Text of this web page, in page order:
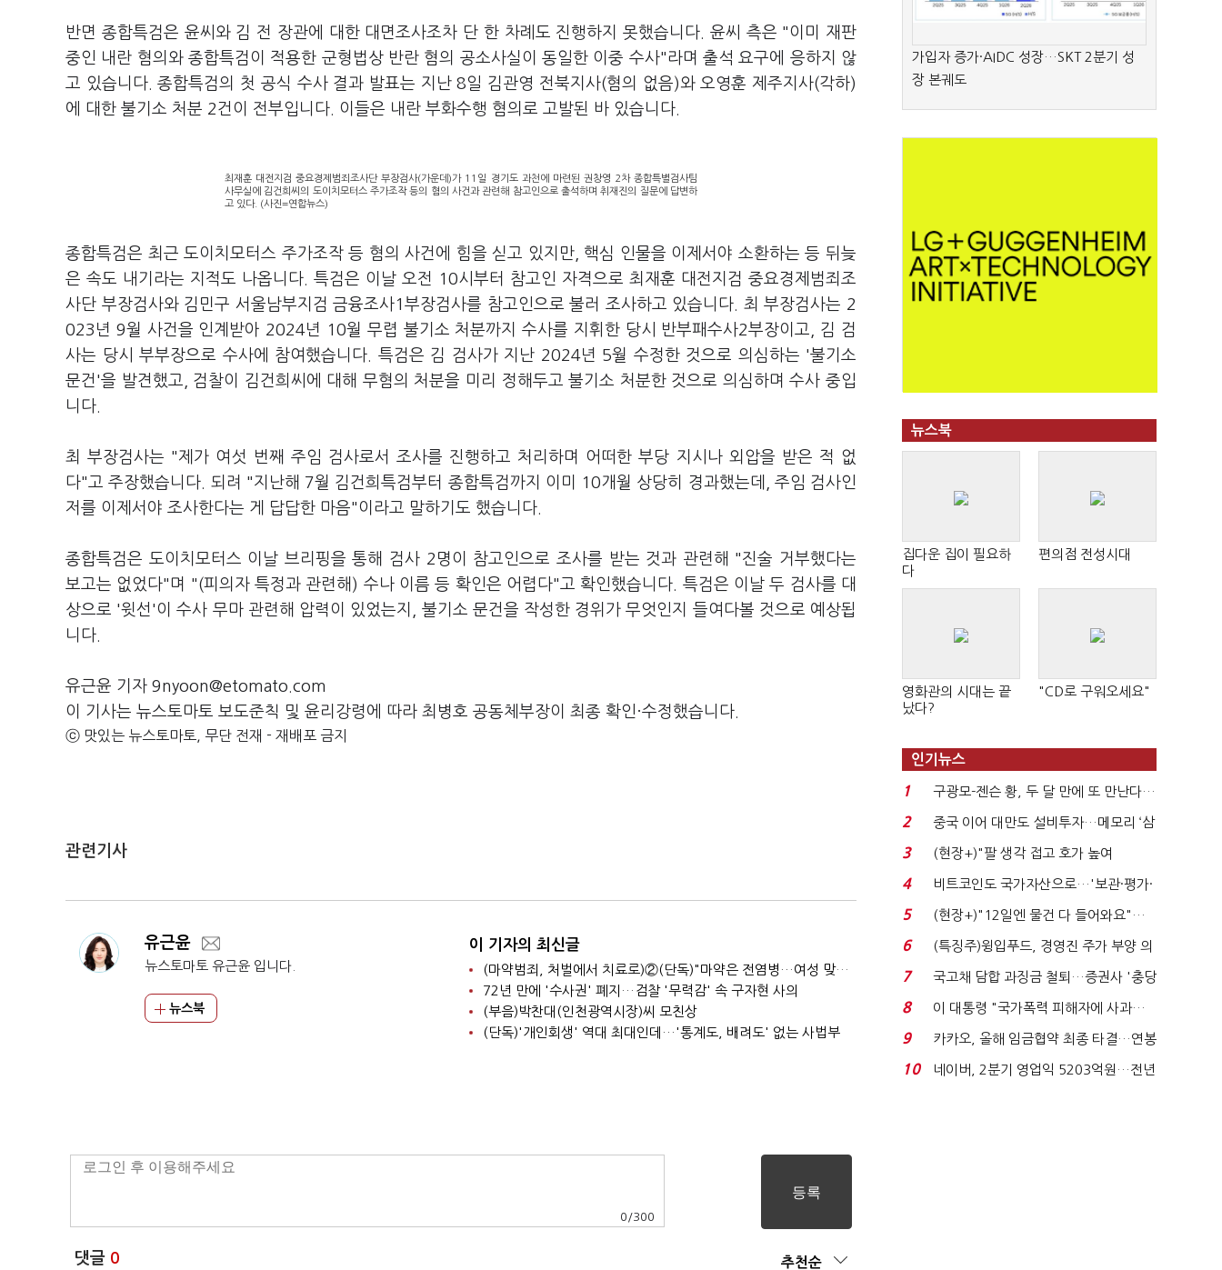
반면 종합특검은 윤씨와 김 전 장관에 대한 대면조사조차 단 한 차례도 진행하지 못했습니다. 윤씨 측은 "이미 재판
중인 내란 혐의와 종합특검이 적용한 군형법상 반란 혐의 공소사실이 동일한 이중 수사"라며 출석 요구에 응하지 않
고 있습니다. 종합특검의 첫 공식 수사 결과 발표는 지난 8일 김관영 전북지사(혐의 없음)와 오영훈 제주지사(각하)
에 대한 불기소 처분 2건이 전부입니다. 이들은 내란 부화수행 혐의로 고발된 바 있습니다.
최재훈 대전지검 중요경제범죄조사단 부장검사(가운데)가 11일 경기도 과천에 마련된 권창영 2차 종합특별검사팀
사무실에 김건희씨의 도이치모터스 주가조작 등의 혐의 사건과 관련해 참고인으로 출석하며 취재진의 질문에 답변하
고 있다. (사진=연합뉴스)
종합특검은 최근 도이치모터스 주가조작 등 혐의 사건에 힘을 싣고 있지만, 핵심 인물을 이제서야 소환하는 등 뒤늦
은 속도 내기라는 지적도 나옵니다. 특검은 이날 오전 10시부터 참고인 자격으로 최재훈 대전지검 중요경제범죄조
사단 부장검사와 김민구 서울남부지검 금융조사1부장검사를 참고인으로 불러 조사하고 있습니다. 최 부장검사는 2
023년 9월 사건을 인계받아 2024년 10월 무렵 불기소 처분까지 수사를 지휘한 당시 반부패수사2부장이고, 김 검
사는 당시 부부장으로 수사에 참여했습니다. 특검은 김 검사가 지난 2024년 5월 수정한 것으로 의심하는 '불기소
문건'을 발견했고, 검찰이 김건희씨에 대해 무혐의 처분을 미리 정해두고 불기소 처분한 것으로 의심하며 수사 중입
니다.
최 부장검사는 "제가 여섯 번째 주임 검사로서 조사를 진행하고 처리하며 어떠한 부당 지시나 외압을 받은 적 없
다"고 주장했습니다. 되려 "지난해 7월 김건희특검부터 종합특검까지 이미 10개월 상당히 경과했는데, 주임 검사인
저를 이제서야 조사한다는 게 답답한 마음"이라고 말하기도 했습니다.
종합특검은 도이치모터스 이날 브리핑을 통해 검사 2명이 참고인으로 조사를 받는 것과 관련해 "진술 거부했다는
보고는 없었다"며 "(피의자 특정과 관련해) 수나 이름 등 확인은 어렵다"고 확인했습니다. 특검은 이날 두 검사를 대
상으로 '윗선'이 수사 무마 관련해 압력이 있었는지, 불기소 문건을 작성한 경위가 무엇인지 들여다볼 것으로 예상됩
니다.
유근윤 기자 9nyoon@etomato.com
이 기사는 뉴스토마토 보도준칙 및 윤리강령에 따라 최병호 공동체부장이 최종 확인·수정했습니다.
ⓒ 맛있는 뉴스토마토, 무단 전재 - 재배포 금지
관련기사
유근윤
뉴스토마토 유근윤 입니다.
뉴스북
이 기자의 최신글
(마약범죄, 처벌에서 치료로)②(단독)"마약은 전염병…여성 맞춤형 재활과정 개발 중"
72년 만에 '수사권' 폐지…검찰 '무력감' 속 구자현 사의
(부음)박찬대(인천광역시장)씨 모친상
(단독)'개인회생' 역대 최대인데…'통계도, 배려도' 없는 사법부
0 /300
댓글 0 추천순
가입자 증가·AIDC 성장…SKT 2분기 성
장 본궤도
뉴스북
집다운 집이 필요하
다
편의점 전성시대
영화관의 시대는 끝
났다?
"CD로 구워오세요"
인기뉴스
1
구광모-젠슨 황, 두 달 만에 또 만난다…
로봇·AI 등 논...
2
중국 이어 대만도 설비투자…메모리 ‘삼
국전쟁’
3
(현장+)"팔 생각 접고 호가 높여
요"…'덜 똘똘한 한 채' 20...
4
비트코인도 국가자산으로…'보관·평가·
처분' 기준은 ...
5
(현장+)"12일엔 물건 다 들어와요"…
빈 매대 채우며 문 연 ...
6
(특징주)윙입푸드, 경영진 주가 부양 의
지에 상한가...
7
국고채 담합 과징금 철퇴…증권사 '충당
금 폭탄' 우려...
8
이 대통령 "국가폭력 피해자에 사과…
적극적 조사로 진...
9
카카오, 올해 임금협약 최종 타결…연봉
6.3% 인상·격려...
10
네이버, 2분기 영업익 5203억원…전년